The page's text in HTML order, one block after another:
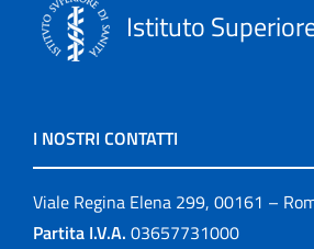
Istituto
I NOSTRI CONTATTI
Viale Regina Elena 299, 00161 –
Partita I.V.A. 03657731000